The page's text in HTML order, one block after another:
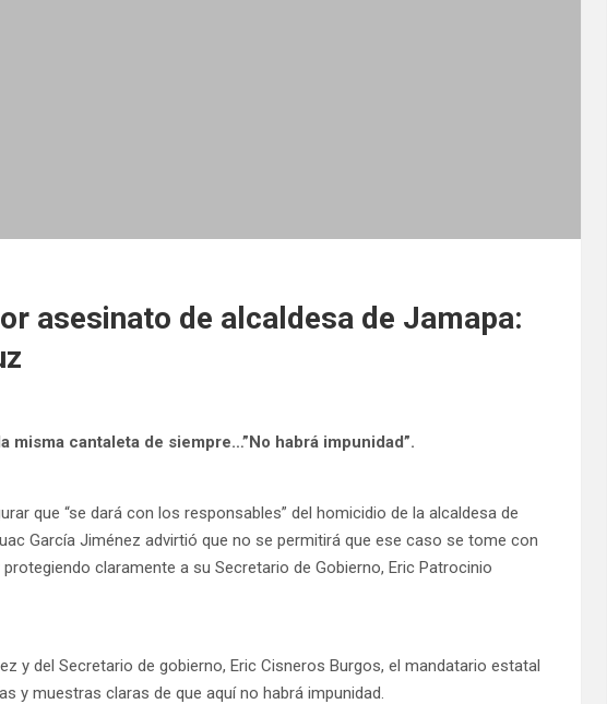
asesinato de alcaldesa de Jamapa:
misma cantaleta de siempre…”No habrá impunidad”.
que “se dará con los responsables” del homicidio de la alcaldesa de
García Jiménez advirtió que no se permitirá que ese caso se tome con
claramente a su Secretario de Gobierno, Eric Patrocinio
y del Secretario de gobierno, Eric Cisneros Burgos, el mandatario estatal
y muestras claras de que aquí no habrá impunidad.